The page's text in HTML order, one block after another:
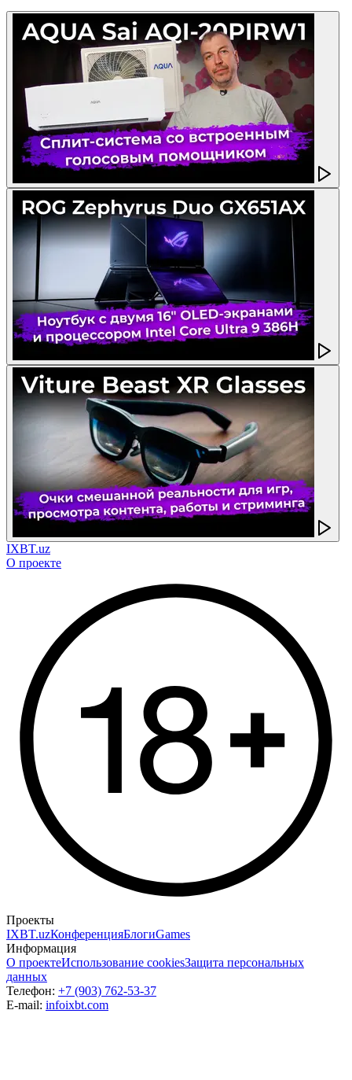
IXBT.uz
О проекте
Проекты
IXBT.uzКонференцияБлогиGames
Информация
О проектеИспользование cookiesЗащита персональных
данных
Телефон: +7 (903) 762-53-37
E-mail: infoixbt.com